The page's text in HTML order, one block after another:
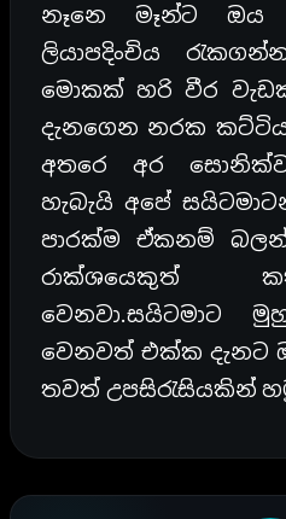
නෑනෙ මෑන්ට ඔය
ලියාපදිංචිය
මොකක් හරි වීර
දැනගෙන නරක
අතරෙ අර
හැබැයි අපේ
පාරක්ම ඒකනම්
රාක්ශයෙකුත්
වෙනවා.සයිටමාට
වෙනවත් එක්ක දැනට
තවත් උපසිරැසියකින්